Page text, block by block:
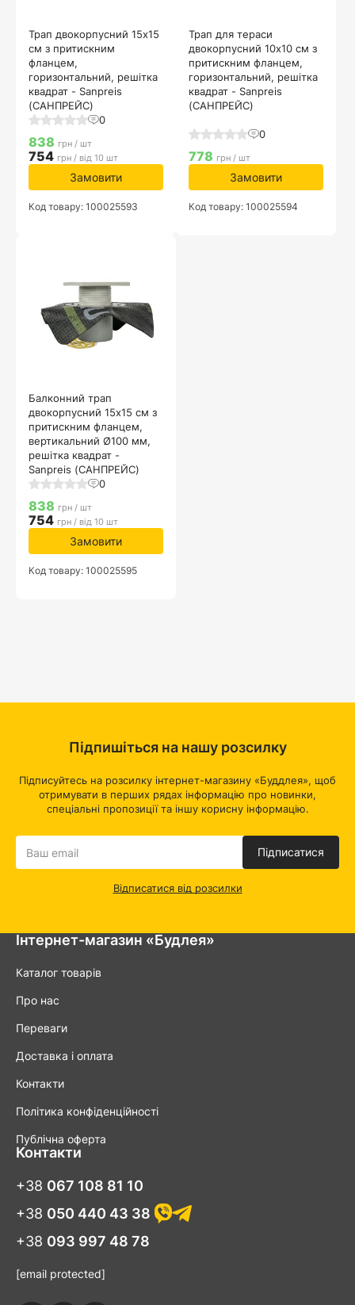
Трап двокорпусний 15х15
см з притискним
фланцем,
горизонтальний, решітка
квадрат - Sanpreis
(САНПРЕЙС)
0
838 грн / шт
754 грн / від 10 шт
Замовити
Код товару: 100025593
Трап для тераси
двокорпусний 10х10 см з
притискним фланцем,
горизонтальний, решітка
квадрат - Sanpreis
(САНПРЕЙС)
0
778 грн / шт
Замовити
Код товару: 100025594
Балконний трап
двокорпусний 15х15 см з
притискним фланцем,
вертикальний Ø100 мм,
решітка квадрат -
Sanpreis (САНПРЕЙС)
0
838 грн / шт
754 грн / від 10 шт
Замовити
Код товару: 100025595
Інтернет-магазин «Будлея»
Каталог товарів
Про нас
Переваги
Доставка і оплата
Контакти
Політика конфіденційності
Публічна оферта
Контакти
+38 067 108 81 10
+38 050 440 43 38
+38 093 997 48 78
[email protected]
Підпишіться на нашу розсилку
Підписуйтесь на розсилку інтернет-магазину «Буддлея», щоб
отримувати в перших рядах інформацію про новинки,
спеціальні пропозиції та іншу корисну інформацію.
Підписатися
Відписатися від розсилки